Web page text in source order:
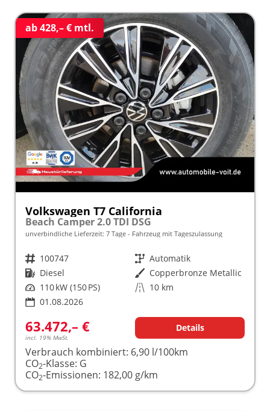
ab 428,– € mtl.
Volkswagen T7 California
Beach Camper 2.0 TDI DSG
unverbindliche Lieferzeit: 7 Tage Fahrzeug mit Tageszulassung
Fahrzeugnr. 100747 Getriebe Automatik
Kraftstoff Diesel Außenfarbe Copperbronze Metallic
Leistung 110 kW (150 PS) Kilometerstand 10 km
01.08.2026
63.472,– €
incl. 19% MwSt.
Details
Verbrauch kombiniert: 6,90 l/100km
CO2-Klasse: G
CO2-Emissionen: 182,00 g/km